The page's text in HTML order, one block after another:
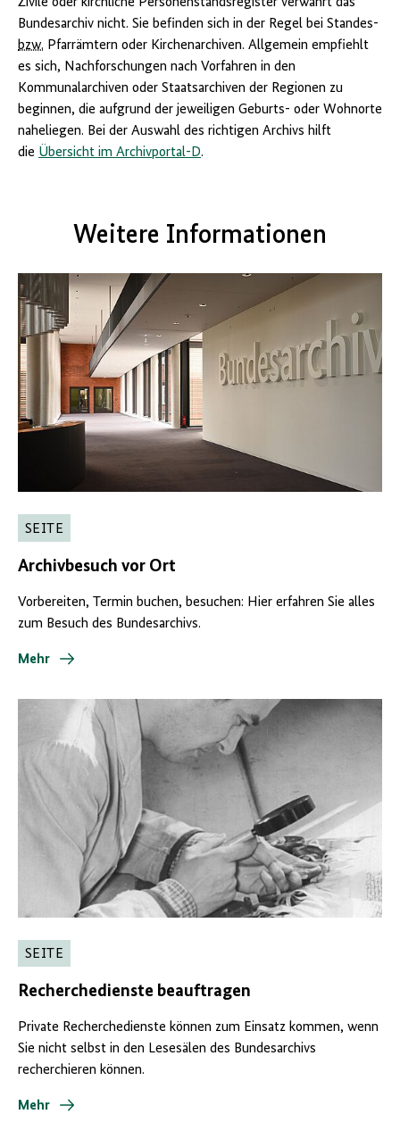
Zivile oder kirchliche Personenstandsregister verwahrt das
Bundesarchiv nicht. Sie befinden sich in der Regel bei Standes-
bzw. Pfarrämtern oder Kirchenarchiven. Allgemein empfiehlt
es sich, Nachforschungen nach Vorfahren in den
Kommunalarchiven oder Staatsarchiven der Regionen zu
beginnen, die aufgrund der jeweiligen Geburts- oder Wohnorte
naheliegen. Bei der Auswahl des richtigen Archivs hilft
die Übersicht im Archivportal-D.
Weitere Informationen
SEITE
Archivbesuch vor Ort
Vorbereiten, Termin buchen, besuchen: Hier erfahren Sie alles
zum Besuch des Bundesarchivs.
Mehr
SEITE
Recherchedienste beauftragen
Private Recherchedienste können zum Einsatz kommen, wenn
Sie nicht selbst in den Lesesälen des Bundesarchivs
recherchieren können.
Mehr